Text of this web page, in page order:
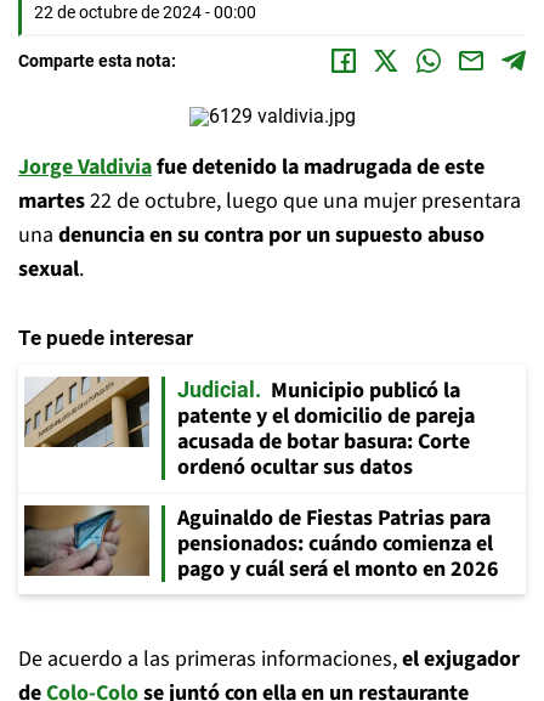
22 de octubre de 2024 - 00:00
Comparte esta nota:
Jorge Valdiviafue detenido la madrugada de este
martes22 de octubre, luego que una mujer presentara
una denuncia en su contra por un supuesto abuso
sexual.
Te puede interesar
Judicial
Municipio publicó la
patente y el domicilio de pareja
acusada de botar basura: Corte
ordenó ocultar sus datos
Aguinaldo de Fiestas Patrias para
pensionados: cuándo comienza el
pago y cuál será el monto en 2026
De acuerdo a las primeras informaciones,el exjugador
deColo-Colose juntó con ella en un restaurante